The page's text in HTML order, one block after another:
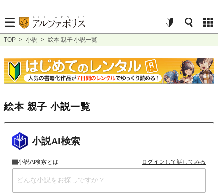
TOP > 小説 > 絵本 親子 小説一覧
絵本 親子 小説一覧
小説AI検索
小説AI検索とは ログインして話してみる